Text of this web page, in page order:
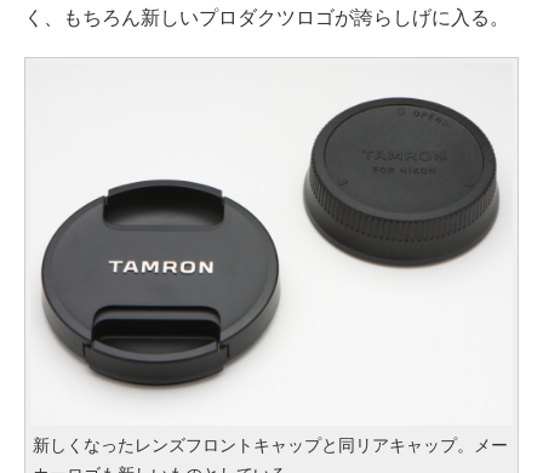
く、もちろん新しいプロダクツロゴが誇らしげに入る。
新しくなったレンズフロントキャップと同リアキャップ。メー